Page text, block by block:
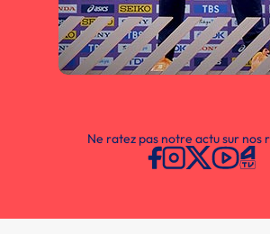
Ne ratez pas notre actu sur nos